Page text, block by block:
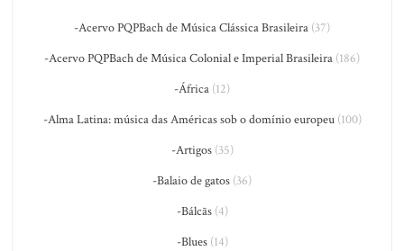
-Acervo PQPBach de Música Clássica Brasileira (37)
-Acervo PQPBach de Música Colonial e Imperial Brasileira (186)
-África (12)
-Alma Latina: música das Américas sob o domínio europeu(100)
-Artigos(35)
-Balaio de gatos (36)
-Bálcãs(4)
-Blues(14)